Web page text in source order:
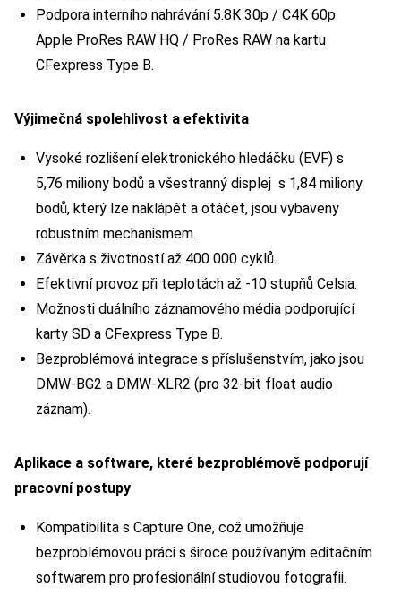
Podpora interního nahrávání 5.8K 30p / C4K 60p
Apple ProRes RAW HQ / ProRes RAW na kartu
CFexpress Type B.
Výjimečná spolehlivost a efektivita
Vysoké rozlišení elektronického hledáčku (EVF) s
5,76 miliony bodů a všestranný displej s 1,84 miliony
bodů, který lze naklápět a otáčet, jsou vybaveny
robustním mechanismem.
Závěrka s životností až 400 000 cyklů.
Efektivní provoz při teplotách až -10 stupňů Celsia.
Možnosti duálního záznamového média podporující
karty SD a CFexpress Type B.
Bezproblémová integrace s příslušenstvím, jako jsou
DMW-BG2 a DMW-XLR2 (pro 32-bit float audio
záznam).
Aplikace a software, které bezproblémově podporují
pracovní postupy
Kompatibilita s Capture One, což umožňuje
bezproblémovou práci s široce používaným editačním
softwarem pro profesionální studiovou fotografii.